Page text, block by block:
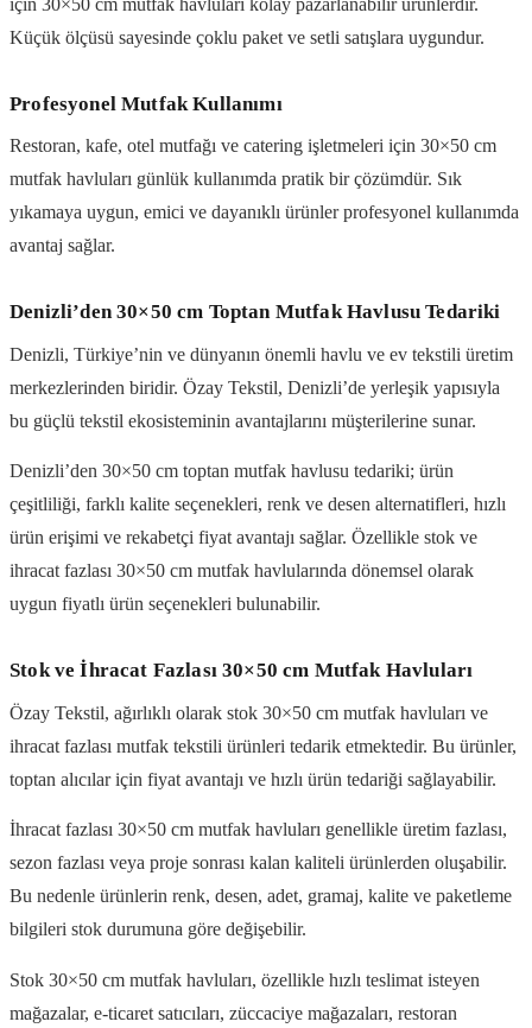
Küçük ölçüsü sayesinde çoklu paket ve setli satışlara uygundur.
Profesyonel Mutfak Kullanımı
Restoran, kafe, otel mutfağı ve catering işletmeleri için 30×50 cm
mutfak havluları günlük kullanımda pratik bir çözümdür. Sık
yıkamaya uygun, emici ve dayanıklı ürünler profesyonel kullanımda
avantaj sağlar.
Denizli’den 30×50 cm Toptan Mutfak Havlusu Tedariki
Denizli, Türkiye’nin ve dünyanın önemli havlu ve ev tekstili üretim
merkezlerinden biridir. Özay Tekstil, Denizli’de yerleşik yapısıyla
bu güçlü tekstil ekosisteminin avantajlarını müşterilerine sunar.
Denizli’den 30×50 cm toptan mutfak havlusu tedariki; ürün
çeşitliliği, farklı kalite seçenekleri, renk ve desen alternatifleri, hızlı
ürün erişimi ve rekabetçi fiyat avantajı sağlar. Özellikle stok ve
ihracat fazlası 30×50 cm mutfak havlularında dönemsel olarak
uygun fiyatlı ürün seçenekleri bulunabilir.
Stok ve İhracat Fazlası 30×50 cm Mutfak Havluları
Özay Tekstil, ağırlıklı olarak stok 30×50 cm mutfak havluları ve
ihracat fazlası mutfak tekstili ürünleri tedarik etmektedir. Bu ürünler,
toptan alıcılar için fiyat avantajı ve hızlı ürün tedariği sağlayabilir.
İhracat fazlası 30×50 cm mutfak havluları genellikle üretim fazlası,
sezon fazlası veya proje sonrası kalan kaliteli ürünlerden oluşabilir.
Bu nedenle ürünlerin renk, desen, adet, gramaj, kalite ve paketleme
bilgileri stok durumuna göre değişebilir.
Stok 30×50 cm mutfak havluları, özellikle hızlı teslimat isteyen
mağazalar, e-ticaret satıcıları, züccaciye mağazaları, restoran